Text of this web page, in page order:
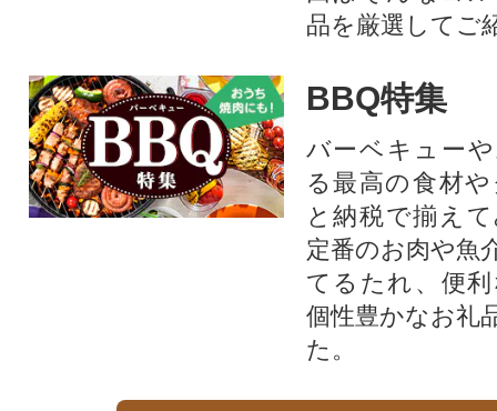
品を厳選してご
BBQ特集
バーベキュー
る最高の食材
と納税で揃え
定番のお肉や魚
てるたれ、便
個性豊かなお礼
た。